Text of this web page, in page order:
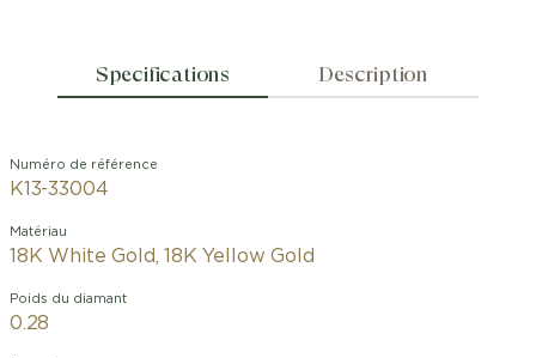
Specifications Description
Numéro de référence
K13-33004
Matériau
18K White Gold, 18K Yellow Gold
Poids du diamant
0.28